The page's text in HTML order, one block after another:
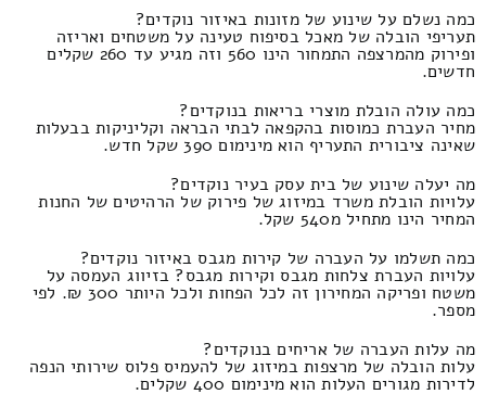
כמה נשלם על שינוע של מזונות באיזור נוקדים?
תעריפי הובלה של מאכל בסיפוח טעינה על משטחים ואריזה
ופירוק מהמרצפה התמחור הינו 560 וזה מגיע עד 260 שקלים
חדשים.
כמה עולה הובלת מוצרי בריאות בנוקדים?
מחיר העברת כמוסות בהקפאה לבתי הבראה וקליניקות בבעלות
שאינה ציבורית התעריף הוא מינימום 390 שקל חדש.
מה יעלה שינוע של בית עסק בעיר נוקדים?
עלויות הובלת משרד במיזוג של פירוק של הרהיטים של החנות
המחיר הינו מתחיל מ540 שקל.
כמה תשלמו על העברה של קירות מגבס באיזור נוקדים?
עלויות העברת צלחות מגבס וקירות מגבס? בזיווג העמסה על
משטח ופריקה המחירון זה לכל הפחות ולכל היותר 300 ₪. לפי
מספר.
מה עלות העברה של אריחים בנוקדים?
עלות הובלה של מרצפות במיזוג של להעמיס פלוס שירותי הנפה
לדירות מגורים העלות הוא מינימום 400 שקלים.